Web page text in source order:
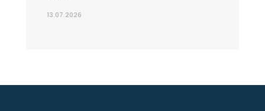
13.07.2026